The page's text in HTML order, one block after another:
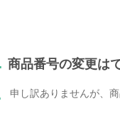
商品番号の変更は
申し訳ありませんが、